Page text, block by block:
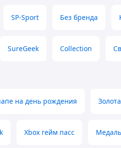
SP-Sport Без бренда
SureGeek Collection
на день рождения
Xbox гейм пасс